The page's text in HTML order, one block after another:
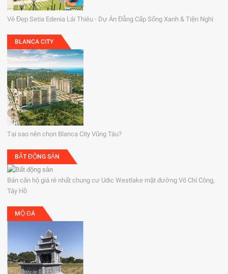
Vẻ Đẹp Setia Edenia Lái Thiêu - Dự Án Đẳng Cấp Sống Xanh & Tiện Nghi
BLANCA CITY
Tại sao nên chọn Blanca City Vũng Tàu?
BẤT ĐỘNG SẢN
Bán căn hộ giá rẻ nhất chung cư Udic Westlake mặt đường Võ Chí Công,
Tây Hồ
MỘ ĐÁ